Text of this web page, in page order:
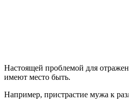
Настоящей проблемой для
имеют место быть.
Например, пристрастие мужа к